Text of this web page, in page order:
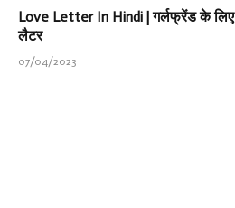
Love Letter In Hindi | गर्लफ्रेंड के लिए
लैटर
07/04/2023